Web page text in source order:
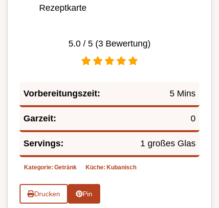
Rezeptkarte
5.0 / 5 (3 Bewertung)
Vorbereitungszeit: 5 Mins
Garzeit: 0
Servings: 1 großes Glas
Kategorie: Getränk Küche: Kubanisch
Drucken Pin